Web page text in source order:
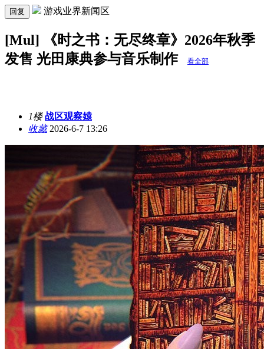
回复 游戏业界新闻区
[Mul] 《时之书：无尽终章》2026年秋季
发售 光田康典参与音乐制作
看全部
1楼 战区观察媴
收藏2026-6-7 13:26